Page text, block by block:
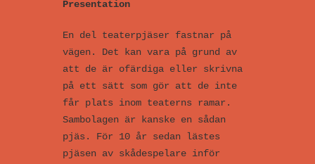
Presentation
En del teaterpjäser fastnar på
vägen. Det kan vara på grund av
att de är ofärdiga eller skrivna
på ett sätt som gör att de inte
får plats inom teaterns ramar.
Sambolagen är kanske en sådan
pjäs. För 10 år sedan lästes
pjäsen av skådespelare inför